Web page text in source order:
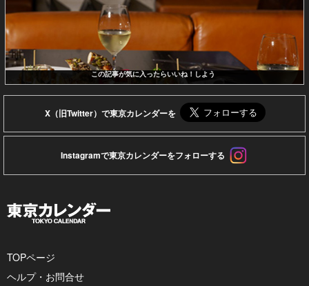
この記事が気に入ったらいいね！しよう
X（旧Twitter）で東京カレンダーを
Instagramで東京カレンダーをフォローする
TOPページ
ヘルプ・お問合せ